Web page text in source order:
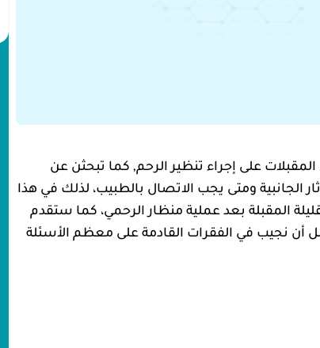
على إجراء تنظير الرحم, كما تبحثن عن
الجانبية ومتى يجب الاتصال بالطبيب، لذلك في هذا
المقبلة بعد عملية منظار الرحمي، كما ستقدم
أن نجيب في الفقرات القادمة على معظم الأسئلة